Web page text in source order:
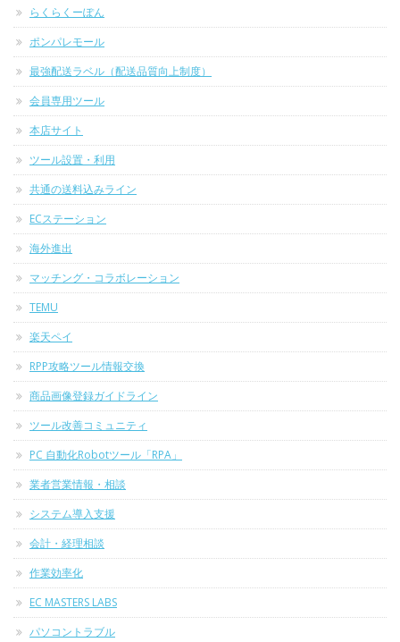
らくらくーぽん
ポンパレモール
最強配送ラベル（配送品質向上制度）
会員専用ツール
本店サイト
ツール設置・利用
共通の送料込みライン
ECステーション
海外進出
マッチング・コラボレーション
TEMU
楽天ペイ
RPP攻略ツール情報交換
商品画像登録ガイドライン
ツール改善コミュニティ
PC 自動化Robotツール「RPA」
業者営業情報・相談
システム導入支援
会計・経理相談
作業効率化
EC MASTERS LABS
パソコントラブル